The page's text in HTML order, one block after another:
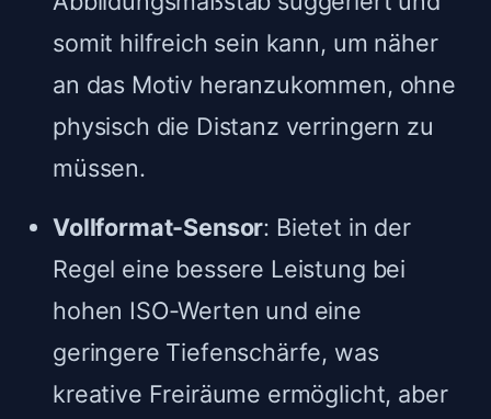
somit hilfreich sein kann, um näher
an das Motiv heranzukommen, ohne
physisch die Distanz verringern zu
müssen.
Vollformat-Sensor: Bietet in der
Regel eine bessere Leistung bei
hohen ISO-Werten und eine
geringere Tiefenschärfe, was
kreative Freiräume ermöglicht, aber